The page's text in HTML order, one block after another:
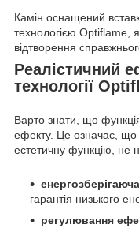
гарантія низького
регулювання
Варто знати, що функція
ефекту. Це означає, що
естетичну функцію, не
Реалістичний
технології
Камін оснащений
технологією Optiflame,
відтворення